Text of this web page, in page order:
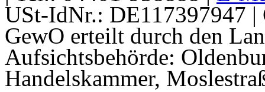
USt-IdNr.: DE117397947 |
GewO erteilt durch den
Aufsichtsbehörde:
Handelskammer,